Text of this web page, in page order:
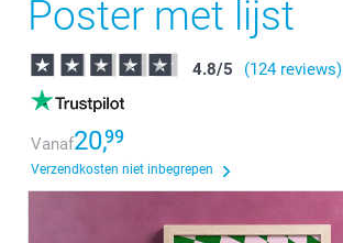
Poster met lijst
4.8/5 (124 reviews)
Vanaf20,99
Verzendkosten niet inbegrepen